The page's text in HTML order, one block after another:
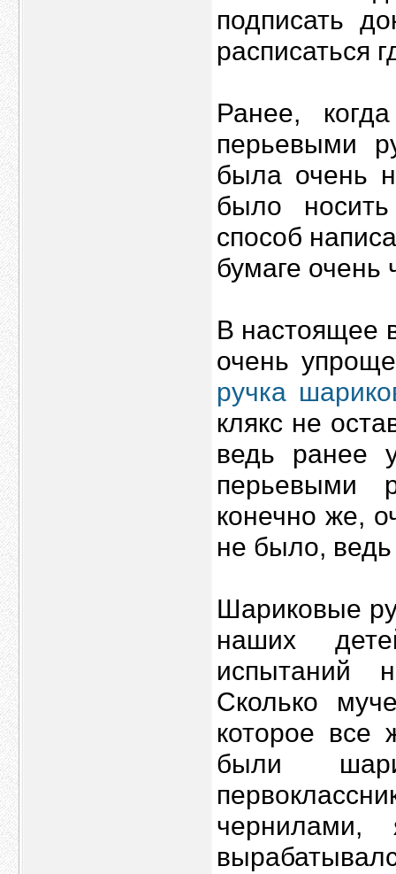
подписать
расписаться
Ранее,
перьевыми
была очень
было
способ
бумаге очень
В настоящее
очень
ручка
клякс не
ведь ранее
перьевыми
конечно же,
не было,
Шариковые
наших
испытаний
Сколько
которое все
были